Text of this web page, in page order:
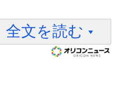
全文を読む